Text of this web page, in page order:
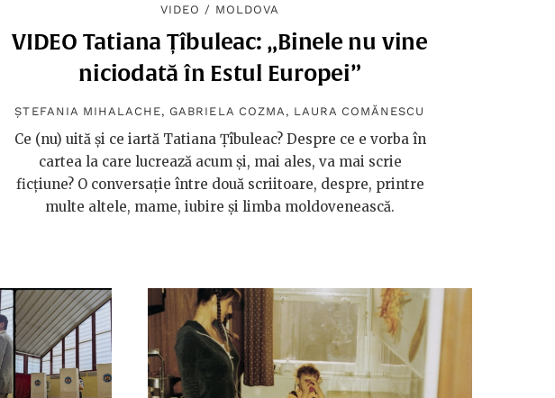
VIDEO / MOLDOVA
VIDEO Tatiana Țîbuleac: „Binele nu vine
niciodată în Estul Europei”
ȘTEFANIA MIHALACHE, GABRIELA COZMA , LAURA COMĂNESCU
Ce (nu) uită și ce iartă Tatiana Țîbuleac? Despre ce e vorba în
cartea la care lucrează acum și, mai ales, va mai scrie
ficțiune? O conversație între două scriitoare, despre, printre
multe altele, mame, iubire și limba moldovenească.